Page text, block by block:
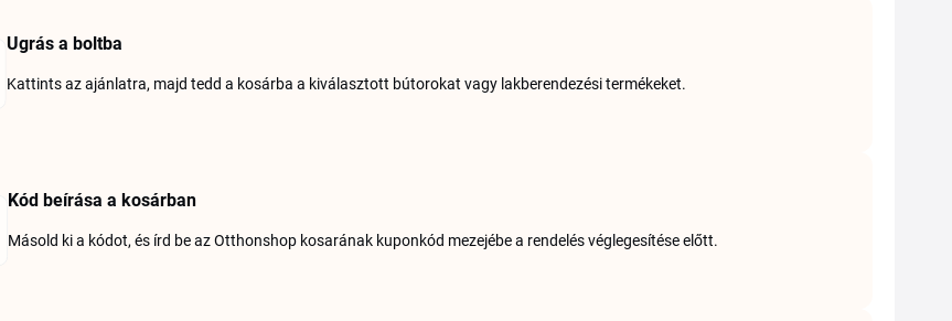
Ugrás a boltba
Kattints az ajánlatra, majd tedd a kosárba a kiválasztott bútorokat vagy lakberendezési termékeket.
Kód beírása a kosárban
Másold ki a kódot, és írd be az Otthonshop kosarának kuponkód mezejébe a rendelés véglegesítése előtt.